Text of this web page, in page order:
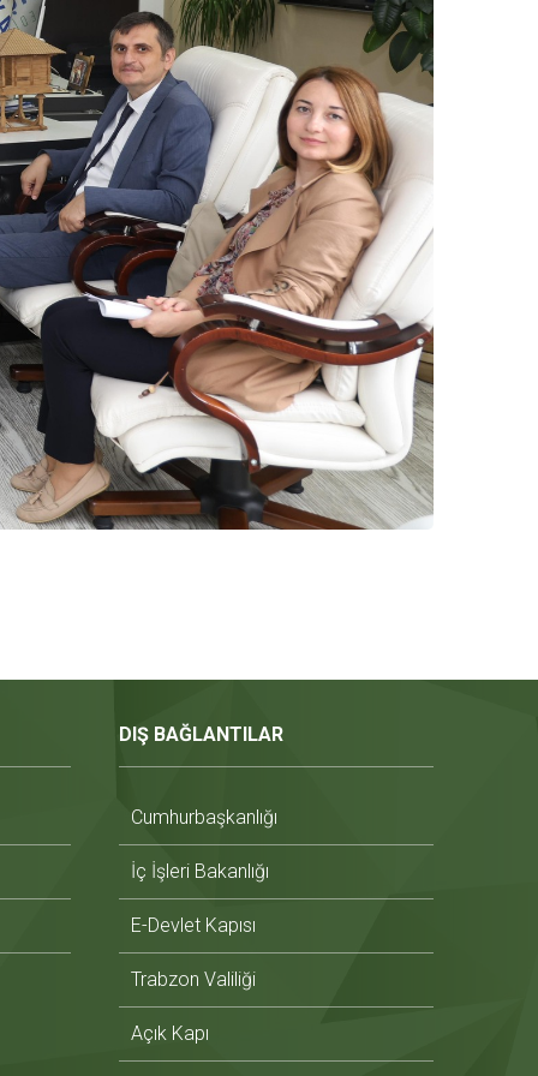
DIŞ BAĞLANTILAR
Cumhurbaşkanlığı
İç İşleri Bakanlığı
E-Devlet Kapısı
Trabzon Valiliği
Açık Kapı